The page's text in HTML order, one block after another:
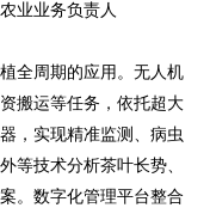
业业务负责人
全周期的应用。无人机
搬运等任务，依托超大
，实现精准监测、病虫
等技术分析茶叶长势、
。数字化管理平台整合